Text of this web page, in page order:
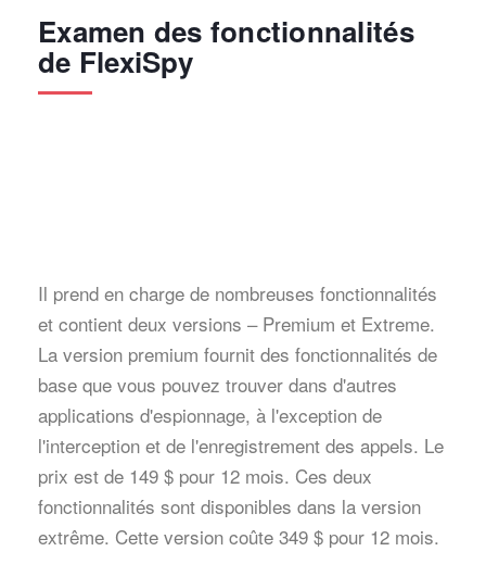
Examen des fonctionnalités
de FlexiSpy
Il prend en charge de nombreuses fonctionnalités
et contient deux versions – Premium et Extreme.
La version premium fournit des fonctionnalités de
base que vous pouvez trouver dans d'autres
applications d'espionnage, à l'exception de
l'interception et de l'enregistrement des appels. Le
prix est de 149 $ pour 12 mois. Ces deux
fonctionnalités sont disponibles dans la version
extrême. Cette version coûte 349 $ pour 12 mois.